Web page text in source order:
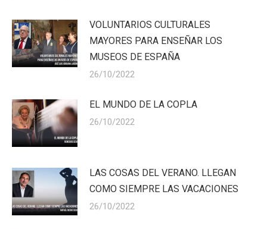
VOLUNTARIOS CULTURALES
MAYORES PARA ENSEÑAR LOS
MUSEOS DE ESPAÑA
26/10/2022
EL MUNDO DE LA COPLA
26/10/2022
LAS COSAS DEL VERANO. LLEGAN
COMO SIEMPRE LAS VACACIONES
26/10/2022